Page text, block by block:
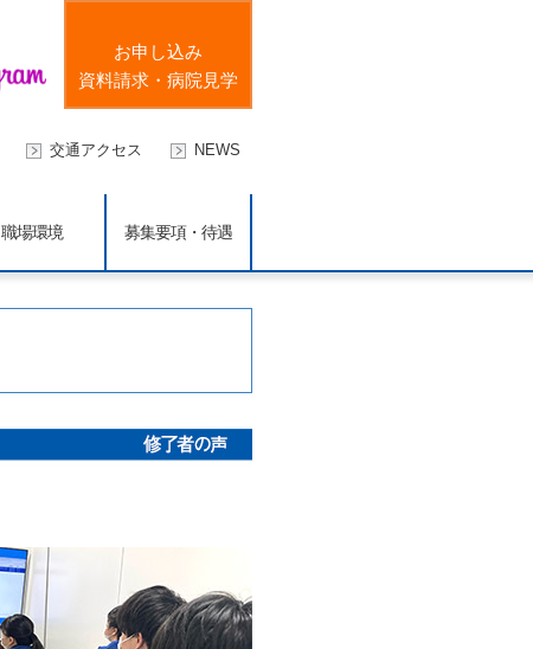
お申し込み
資料請求・病院見学
交通アクセス NEWS
職場環境 募集要項・待遇